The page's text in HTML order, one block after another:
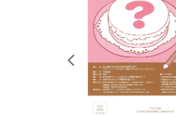
コンサート
出演者